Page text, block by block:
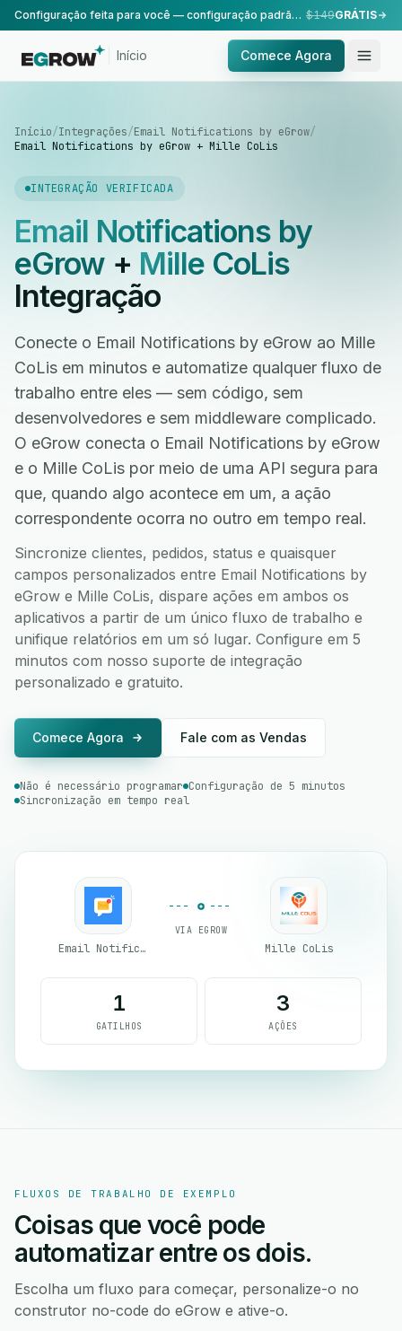
Configuração feita para você — configuração padrão, realizada pela nossa equipe. $149GRÁTIS
Início Comece Agora
Início/Integrações/Email Notifications by eGrow/
Email Notifications by eGrow + Mille CoLis
INTEGRAÇÃO VERIFICADA
Email Notifications by
eGrow+ Mille CoLis
Integração
Conecte o Email Notifications by eGrow ao Mille
CoLis em minutos e automatize qualquer fluxo de
trabalho entre eles — sem código, sem
desenvolvedores e sem middleware complicado.
O eGrow conecta o Email Notifications by eGrow
e o Mille CoLis por meio de uma API segura para
que, quando algo acontece em um, a ação
correspondente ocorra no outro em tempo real.
Sincronize clientes, pedidos, status e quaisquer
campos personalizados entre Email Notifications by
eGrow e Mille CoLis, dispare ações em ambos os
aplicativos a partir de um único fluxo de trabalho e
unifique relatórios em um só lugar. Configure em 5
minutos com nosso suporte de integração
personalizado e gratuito.
Comece Agora Fale com as Vendas
Não é necessário programar Configuração de 5 minutos
Sincronização em tempo real
Email Notifications by eGrow
VIA EGROW
Mille CoLis
1
GATILHOS
3
AÇÕES
FLUXOS DE TRABALHO DE EXEMPLO
Coisas que você pode
automatizar entre os dois.
Escolha um fluxo para começar, personalize-o no
construtor no-code do eGrow e ative-o.